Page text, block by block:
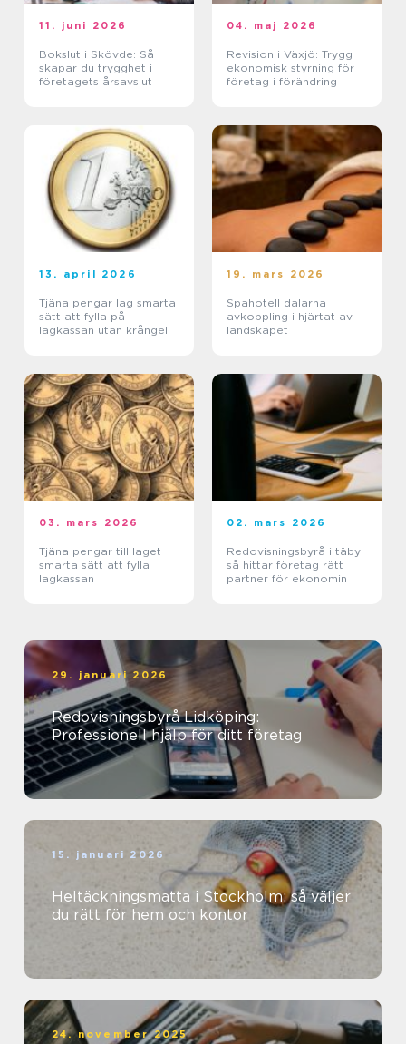
11. juni 2026
Bokslut i Skövde: Så
skapar du trygghet i
företagets årsavslut
04. maj 2026
Revision i Växjö: Trygg
ekonomisk styrning för
företag i förändring
13. april 2026
Tjäna pengar lag smarta
sätt att fylla på
lagkassan utan krångel
19. mars 2026
Spahotell dalarna
avkoppling i hjärtat av
landskapet
03. mars 2026
Tjäna pengar till laget
smarta sätt att fylla
lagkassan
02. mars 2026
Redovisningsbyrå i täby
så hittar företag rätt
partner för ekonomin
29. januari 2026
Redovisningsbyrå Lidköping:
Professionell hjälp för ditt företag
15. januari 2026
Heltäckningsmatta i Stockholm: så väljer
du rätt för hem och kontor
24. november 2025